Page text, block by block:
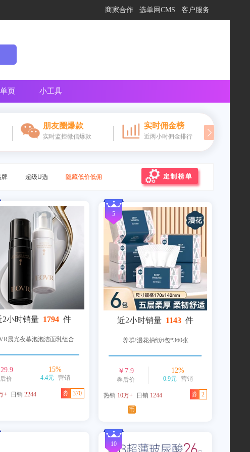
商家合作 选单网CMS 客户服务
向在线客服提问
页 小工具
朋友圈爆款
实时监控微信爆款
实时佣金榜
近两小时佣金排行
牌 超级U选 隐藏低价低佣
2小时销量 1794 件
晨光夜幕泡泡洁面乳组合
29.9
价
15%
4.4元 营销
+ 日销 2244 券 370
5
近2小时销量 1143 件
养群!漫花抽纸6包*360张
￥ 7.9
券后价
12%
0.9元 营销
热销 10万+ 日销 1244 券 2
币
10